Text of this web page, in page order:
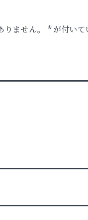
ません。 *が付いて